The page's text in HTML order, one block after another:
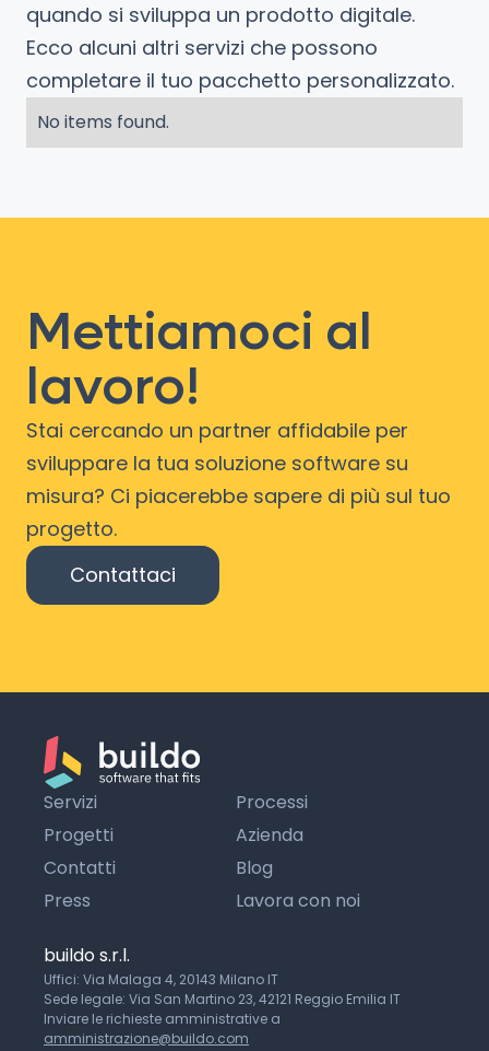
quando si sviluppa un prodotto digitale.
Ecco alcuni altri servizi che possono
completare il tuo pacchetto personalizzato.
No items found.
Mettiamoci al
lavoro!
Stai cercando un partner affidabile per
sviluppare la tua soluzione software su
misura? Ci piacerebbe sapere di più sul tuo
progetto.
Contattaci
Servizi
Processi
Progetti
Azienda
Contatti
Blog
Press
Lavora con noi
buildo s.r.l.
Uffici: Via Malaga 4, 20143 Milano IT
Sede legale: Via San Martino 23, 42121 Reggio Emilia IT
Inviare le richieste amministrative a
amministrazione@buildo.com